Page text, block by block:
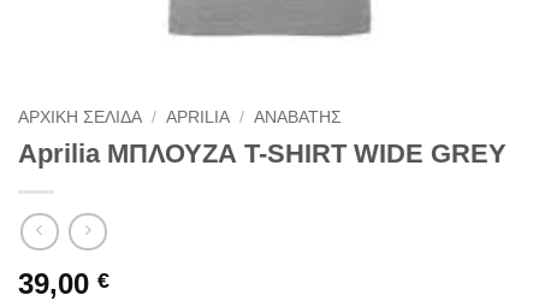
ΑΡΧΙΚΗ ΣΕΛΙΔΑ / APRILIA / ΑΝΑΒΑΤΗΣ
Aprilia ΜΠΛΟΥΖΑ T-SHIRT WIDE GREY
39,00 €